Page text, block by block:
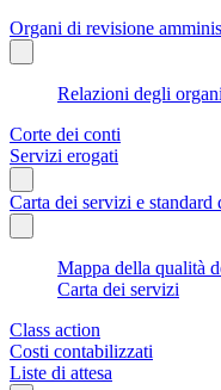
Organi di revisione
Relazioni degli
Corte dei conti
Servizi erogati
Carta dei servizi e standard
Mappa della qualità
Carta dei servizi
Class action
Costi contabilizzati
Liste di attesa